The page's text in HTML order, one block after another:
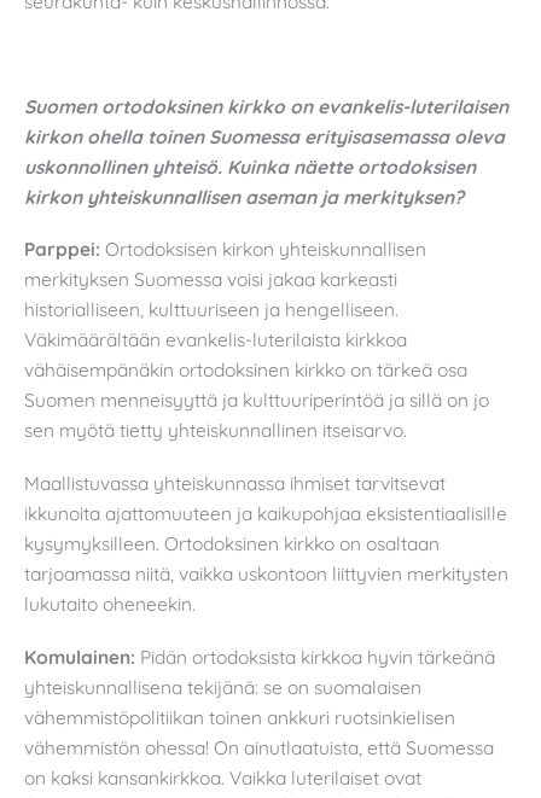
Suomen ortodoksinen kirkko on evankelis-luterilaisen
kirkon ohella toinen Suomessa erityisasemassa oleva
uskonnollinen yhteisö. Kuinka näette ortodoksisen
kirkon yhteiskunnallisen aseman ja merkityksen?
Parppei: Ortodoksisen kirkon yhteiskunnallisen
merkityksen Suomessa voisi jakaa karkeasti
historialliseen, kulttuuriseen ja hengelliseen.
Väkimäärältään evankelis-luterilaista kirkkoa
vähäisempänäkin ortodoksinen kirkko on tärkeä osa
Suomen menneisyyttä ja kulttuuriperintöä ja sillä on jo
sen myötä tietty yhteiskunnallinen itseisarvo.
Maallistuvassa yhteiskunnassa ihmiset tarvitsevat
ikkunoita ajattomuuteen ja kaikupohjaa eksistentiaalisille
kysymyksilleen. Ortodoksinen kirkko on osaltaan
tarjoamassa niitä, vaikka uskontoon liittyvien merkitysten
lukutaito oheneekin.
Komulainen: Pidän ortodoksista kirkkoa hyvin tärkeänä
yhteiskunnallisena tekijänä: se on suomalaisen
vähemmistöpolitiikan toinen ankkuri ruotsinkielisen
vähemmistön ohessa! On ainutlaatuista, että Suomessa
on kaksi kansankirkkoa. Vaikka luterilaiset ovat